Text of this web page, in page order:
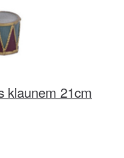
klaunem 21cm